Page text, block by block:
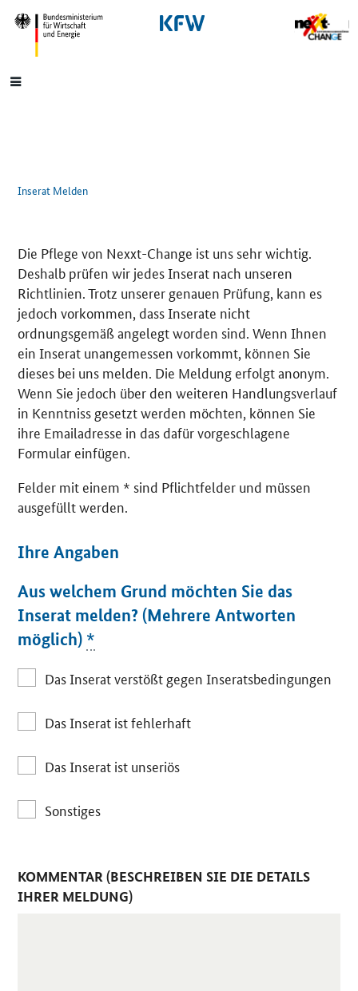
SrOnlyNavigation
Hauptmenü
Inserat Melden
Die Pflege von Nexxt-Change ist uns sehr wichtig.
Deshalb prüfen wir jedes Inserat nach unseren
Richtlinien. Trotz unserer genauen Prüfung, kann es
jedoch vorkommen, dass Inserate nicht
ordnungsgemäß angelegt worden sind. Wenn Ihnen
ein Inserat unangemessen vorkommt, können Sie
dieses bei uns melden. Die Meldung erfolgt anonym.
Wenn Sie jedoch über den weiteren Handlungsverlauf
in Kenntniss gesetzt werden möchten, können Sie
ihre Emailadresse in das dafür vorgeschlagene
Formular einfügen.
Felder mit einem * sind Pflichtfelder und müssen
ausgefüllt werden.
Ihre Angaben
Aus welchem Grund möchten Sie das
Inserat melden? (Mehrere Antworten
möglich) *
Das Inserat verstößt gegen Inseratsbedingungen
Das Inserat ist fehlerhaft
Das Inserat ist unseriös
Sonstiges
KOMMENTAR (BESCHREIBEN SIE DIE DETAILS
IHRER MELDUNG)